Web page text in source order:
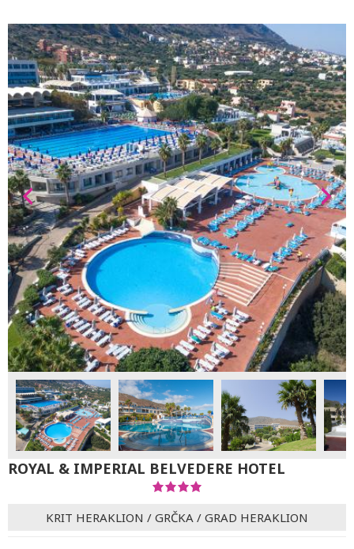
ROYAL & IMPERIAL BELVEDERE HOTEL
KRIT HERAKLION / GRČKA / GRAD HERAKLION